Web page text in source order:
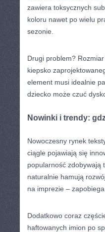
zawiera toksycznych
koloru nawet po wielu
sezonie.
Drugi problem?
kiepsko
element musi idealnie
dziecko może czuć
Nowinki i trendy:
Nowoczesny rynek
ciągle pojawiają się
popularność zdobywają
naturalnie hamują
na imprezie –
Dodatkowo coraz
haftowanych imion po